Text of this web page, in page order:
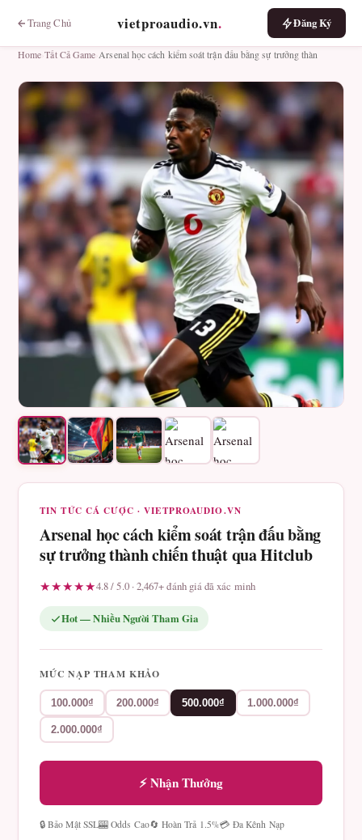
Trang Chủ vietproaudio.vn. Đăng Ký
Home ›Tất Cả Game ›Arsenal học cách kiểm soát trận đấu bằng sự trưởng thàn
TIN TỨC CÁ CƯỢC · VIETPROAUDIO.VN
Arsenal học cách kiểm soát trận đấu bằng
sự trưởng thành chiến thuật qua Hitclub
★★★★★4.8 / 5.0 · 2,467+ đánh giá đã xác minh
Hot — Nhiều Người Tham Gia
MỨC NẠP THAM KHẢO
100.000₫ 200.000₫ 500.000₫ 1.000.000₫
2.000.000₫
⚡ Nhận Thưởng
🔒 Bảo Mật SSL🎰 Odds Cao🔄 Hoàn Trả 1.5%💳 Đa Kênh Nạp